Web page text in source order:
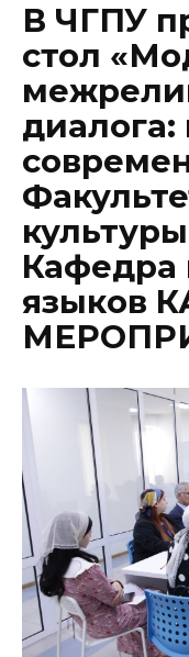
В ЧГПУ
стол
диалога:
Кафедра
языков